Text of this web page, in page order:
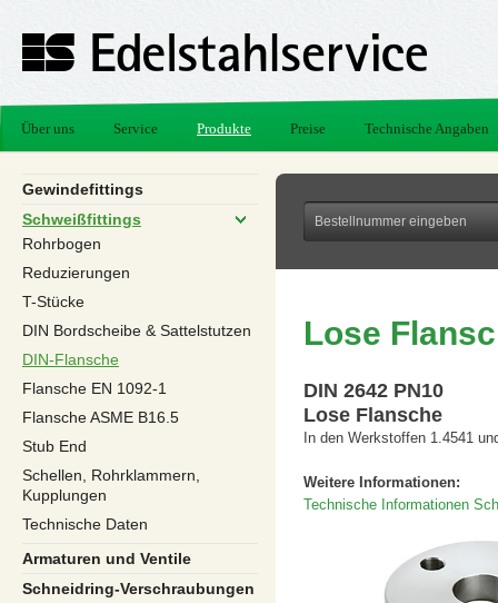
Über uns Service Produkte Preise Technische Angaben
Gewindefittings
Schweißfittings
Rohrbogen
Reduzierungen
T-Stücke
DIN Bordscheibe & Sattelstutzen
DIN-Flansche
Flansche EN 1092-1
Flansche ASME B16.5
Stub End
Schellen, Rohrklammern,
Kupplungen
Technische Daten
Armaturen und Ventile
Schneidring-Verschraubungen
Lose
DIN 2642 PN10
Lose Flansche
In den Werkstoffen 1.4541
Weitere Informationen:
Technische Informationen